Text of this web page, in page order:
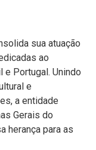
sua atuação
ao
Portugal. Unindo
e
a entidade
Gerais do
herança para as